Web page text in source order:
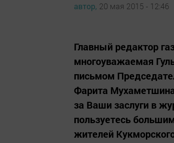
автор, 20 мая 2015 - 12:46
Главный редактор
многоуважаемая
письмом
Фарита
за Ваши заслуги в
пользуетесь
жителей